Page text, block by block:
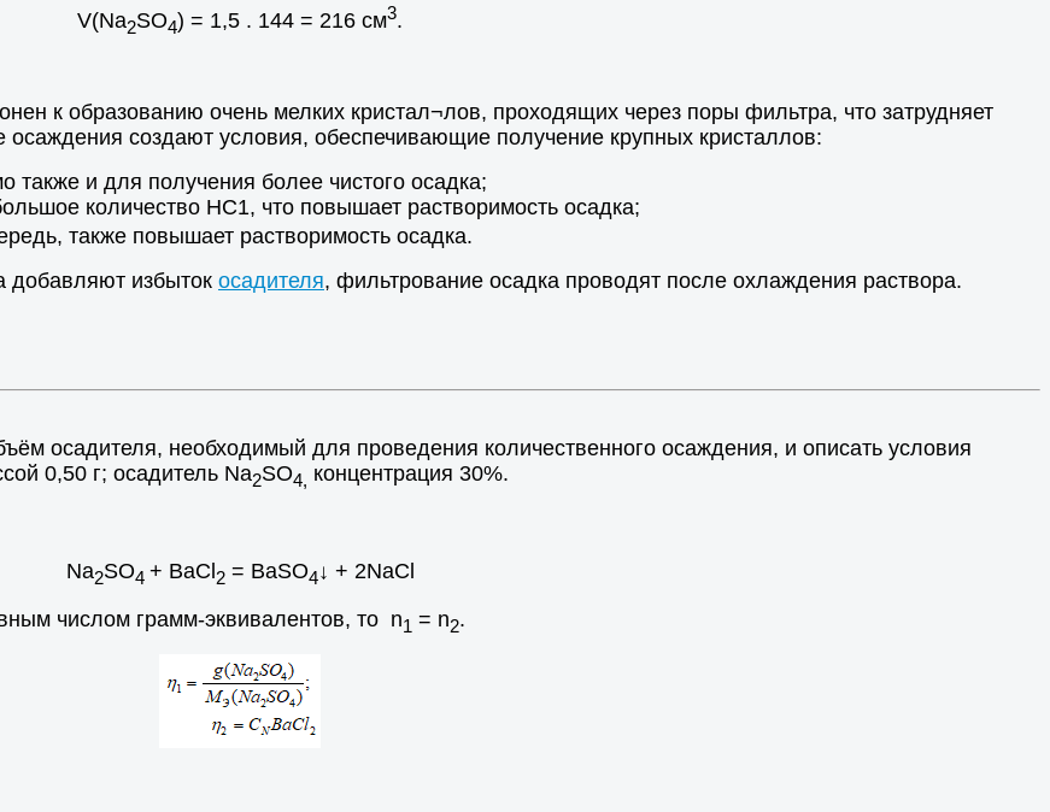
V(Na2SO4) = 1,5 . 144 = 216 см3.
к образованию очень мелких кристал¬лов, проходящих через поры фильтра, что затрудняет
создают условия, обеспечивающие получение крупных кристаллов:
также и для получения более чистого осадка;
количество НС1, что повышает растворимость осадка;
также повышает растворимость осадка.
добавляют избыток осадителя, фильтрование осадка проводят после охлаждения раствора.
осадителя, необходимый для проведения количественного осаждения, и описать условия
0,50 г; осадитель Na2SO4, концентрация 30%.
Na2SO4 + BaCl 2= BaSO4↓ + 2NaCl
числом грамм-эквивалентов, то n1 = n2.